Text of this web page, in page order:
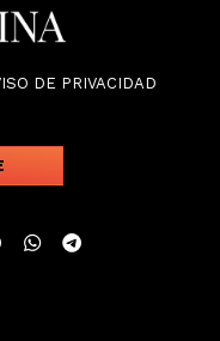
DE PRIVACIDAD